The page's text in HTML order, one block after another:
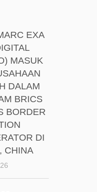
EXA
MASUK
DALAM
BRICS
BORDER
DI
CHINA